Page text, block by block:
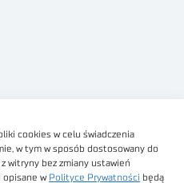
cookies w celu świadczenia
w tym w sposób dostosowany do
witryny bez zmiany ustawień
opisane w Polityce Prywatności będą